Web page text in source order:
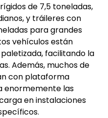
de 7,5 toneladas,
y tráileres con
para grandes
vehículos están
facilitando la
Además, muchos de
con plataforma
enormemente las
en instalaciones